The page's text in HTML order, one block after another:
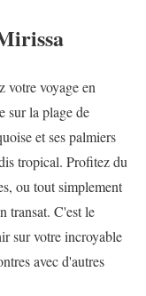
votre voyage en
sur la plage de
et ses palmiers
tropical. Profitez du
ou tout simplement
transat. C'est le
sur votre incroyable
avec d'autres